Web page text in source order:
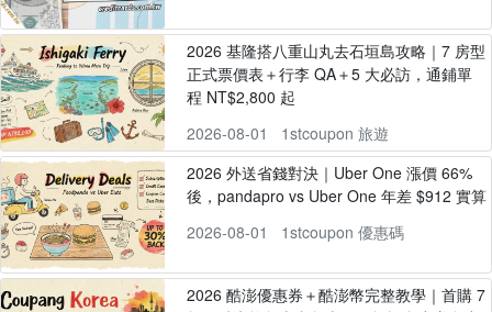
2026 基隆搭八重山丸去石垣島攻略｜7 房型
正式票價表＋行李 QA＋5 大必訪，通鋪單
程 NT$2,800 起
2026-08-01
1stcoupon 旅遊
2026 外送省錢對決｜Uber One 漲價 66%
後，pandapro vs Uber One 年差 $912 實算
2026-08-01
1stcoupon 優惠碼
2026 酷澎優惠券＋酷澎幣完整教學｜首購 7